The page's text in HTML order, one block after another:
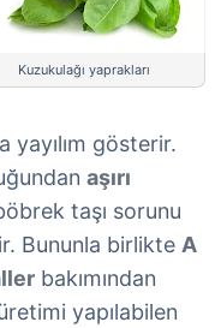
Kuzukulağı yaprakları
yayılım gösterir.
aşırı
taşı sorunu
Bununla birlikte A
bakımından
yapılabilen